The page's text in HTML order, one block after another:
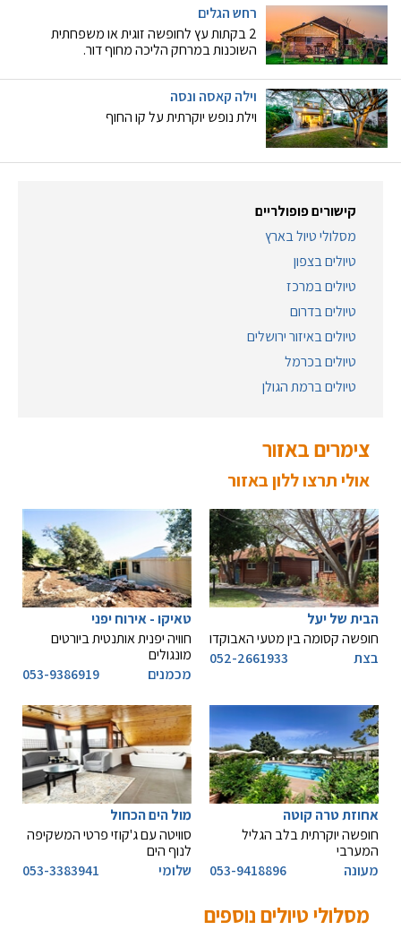
רחש הגלים
2 בקתות עץ לחופשה זוגית או משפחתית
השוכנות במרחק הליכה מחוף דור.
וילה קאסה ונסה
וילת נופש יוקרתית על קו החוף
קישורים פופולריים
מסלולי טיול בארץ
טיולים בצפון
טיולים במרכז
טיולים בדרום
טיולים באיזור ירושלים
טיולים בכרמל
טיולים ברמת הגולן
צימרים באזור
אולי תרצו ללון באזור
הבית של יעל
חופשה קסומה בין מטעי האבוקדו
בצת
052-2661933
טאיקו - אירוח יפני
חוויה יפנית אותנטית ביורטים
מונגולים
מכמנים
053-9386919
אחוזת טרה קוטה
חופשה יוקרתית בלב הגליל
המערבי
מעונה
053-9418896
מול הים הכחול
סוויטה עם ג'קוזי פרטי המשקיפה
לנוף הים
שלומי
053-3383941
מסלולי טיולים נוספים